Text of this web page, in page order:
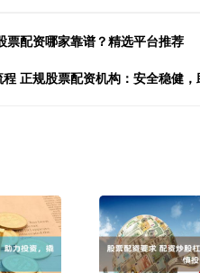
票配资哪家靠谱？精选平台推荐
正规股票配资机构：安全稳健